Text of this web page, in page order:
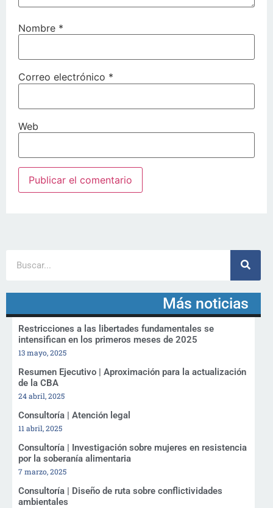
Nombre *
Correo electrónico *
Web
Más noticias
Restricciones a las libertades fundamentales se
intensifican en los primeros meses de 2025
13 mayo, 2025
Resumen Ejecutivo | Aproximación para la actualización
de la CBA
24 abril, 2025
Consultoría | Atención legal
11 abril, 2025
Consultoría | Investigación sobre mujeres en resistencia
por la soberanía alimentaria
7 marzo, 2025
Consultoría | Diseño de ruta sobre conflictividades
ambientales